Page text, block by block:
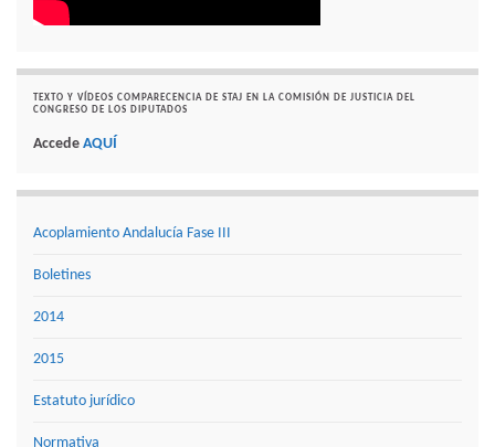
TEXTO Y VÍDEOS COMPARECENCIA DE STAJ EN LA COMISIÓN DE JUSTICIA DEL
CONGRESO DE LOS DIPUTADOS
Accede AQUÍ
Acoplamiento Andalucía Fase III
Boletines
2014
2015
Estatuto jurídico
Normativa